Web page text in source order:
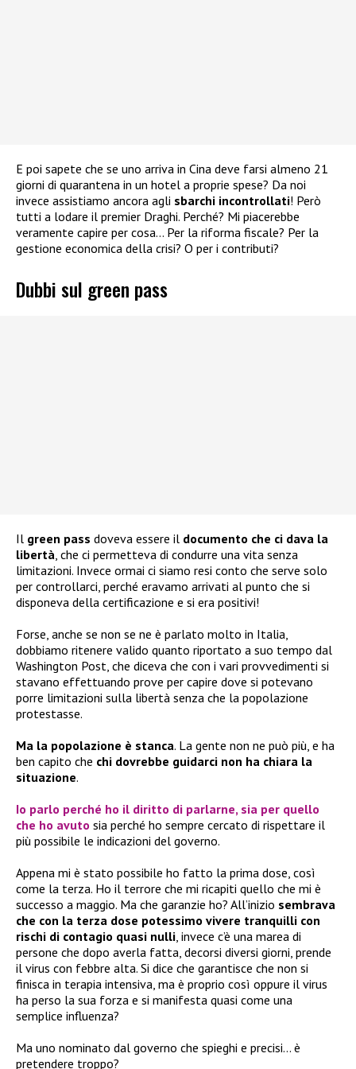
E poi sapete che se uno arriva in Cina deve farsi almeno 21
giorni di quarantena in un hotel a proprie spese? Da noi
invece assistiamo ancora agli sbarchi incontrollati! Però
tutti a lodare il premier Draghi. Perché? Mi piacerebbe
veramente capire per cosa… Per la riforma fiscale? Per la
gestione economica della crisi? O per i contributi?
Dubbi sul green pass
Il green pass doveva essere il documento che ci dava la
libertà , che ci permetteva di condurre una vita senza
limitazioni. Invece ormai ci siamo resi conto che serve solo
per controllarci, perché eravamo arrivati al punto che si
disponeva della certificazione e si era positivi!
Forse, anche se non se ne è parlato molto in Italia,
dobbiamo ritenere valido quanto riportato a suo tempo dal
Washington Post, che diceva che con i vari provvedimenti si
stavano effettuando prove per capire dove si potevano
porre limitazioni sulla libertà senza che la popolazione
protestasse.
Ma la popolazione è stanca. La gente non ne può più, e ha
ben capito che chi dovrebbe guidarci non ha chiara la
situazione.
Io parlo perché ho il diritto di parlarne, sia per quello
che ho avuto sia perché ho sempre cercato di rispettare il
più possibile le indicazioni del governo.
Appena mi è stato possibile ho fatto la prima dose, così
come la terza. Ho il terrore che mi ricapiti quello che mi è
successo a maggio. Ma che garanzie ho? All’inizio sembrava
che con la terza dose potessimo vivere tranquilli con
rischi di contagio quasi nulli , invece c’è una marea di
persone che dopo averla fatta, decorsi diversi giorni, prende
il virus con febbre alta. Si dice che garantisce che non si
finisca in terapia intensiva, ma è proprio così oppure il virus
ha perso la sua forza e si manifesta quasi come una
semplice influenza?
Ma uno nominato dal governo che spieghi e precisi… è
pretendere troppo?